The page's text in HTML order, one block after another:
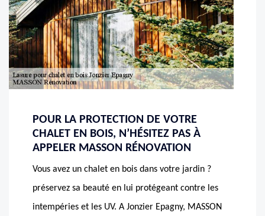
POUR LA PROTECTION DE VOTRE
CHALET EN BOIS, N’HÉSITEZ PAS À
APPELER MASSON RÉNOVATION
Vous avez un chalet en bois dans votre jardin ?
préservez sa beauté en lui protégeant contre les
intempéries et les UV. A Jonzier Epagny, MASSON